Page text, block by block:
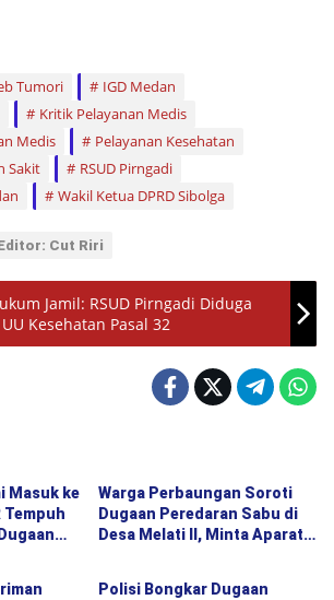
Tumori
IGD Medan
Kritik Pelayanan Medis
Medis
Pelayanan Kesehatan
Sakit
RSUD Pirngadi
Wakil Ketua DPRD Sibolga
Cut Riri
Jamil: RSUD Pirngadi Diduga
Kesehatan Pasal 32
Masuk ke
Tempuh
Warga Perbaungan Soroti
Dugaan Peredaran Sabu di
Desa Melati II, Minta Aparat
Berita Utama
Polisi Bongkar Dugaan